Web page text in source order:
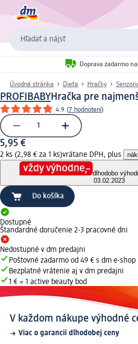
Hľadať a nájsť
Doprava zadarmo
Úvodná stránka Dieťa Hračky
PROFIBABYHračka pre
4.9 (7 hodnotení)
5,95 €
2 ks (2,98 € za 1 ks)vrátane DPH, plus
dlhodobo
03.02.2023
Do košíka
Dostupné
Štandardné doručenie 2-3 pracovné dni
Nedostupné v dm predajni
Poštovné zadarmo od 49 € s dm e-
Bezplatné vrátenie aj v dm predajni
1 € = 1 active beauty bod
V každom nákupe výhodné
Viac o garancii dlhodobej ceny